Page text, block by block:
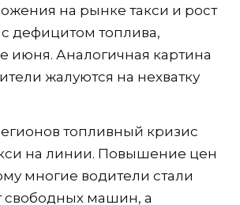
на рынке такси и рост
дефицитом топлива,
июня. Аналогичная картина
жалуются на нехватку
топливный кризис
на линии. Повышение цен
многие водители стали
свободных машин, а